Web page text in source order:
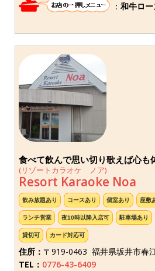
： 和牛ロ
食べて飲んで思い切り歌えば心も
(リゾートカラオケ ノア)
Resort Karaoke Noa
飲み放題あり コースあり 個室あり 座敷
ランチ営業 夜10時以降入店可 駐車場あり
貸切可 カード対応可
住所： 〒919-0463 福井県坂井市春
TEL： 0776-43-6409